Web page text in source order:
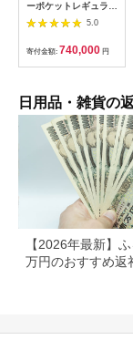
ーポケットレギュラー
11334 シングル 日本
ベッド シルキーポケ
ットレギュラー シン
グル 通気性 ロングセ
ラー 放湿性 ※沖縄
5.0
寄付金額: 740,000 円
日用品・雑貨の
【2026年最新】
万円のおすすめ返